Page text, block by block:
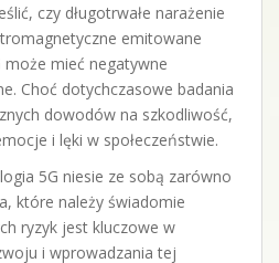
czy długotrwałe narażenie
emitowane
mieć negatywne
Choć dotychczasowe badania
dowodów na szkodliwość,
i lęki w społeczeństwie.
5G niesie ze sobą zarówno
które należy świadomie
ryzyk jest kluczowe w
i wprowadzania tej